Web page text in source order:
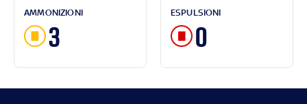
AMMONIZIONI
3
ESPULSIONI
0